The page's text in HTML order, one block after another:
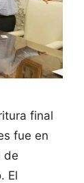
final
fue en
de
El